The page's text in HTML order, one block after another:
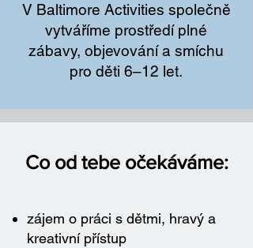
V Baltimore Activities společně
vytváříme prostředí plné
zábavy, objevování a smíchu
pro děti 6–12 let.
Co od tebe očekáváme:
zájem o práci s dětmi, hravý a
kreativní přístup